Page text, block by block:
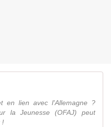
en lien avec l'Allemagne ?
la Jeunesse (OFAJ) peut
!